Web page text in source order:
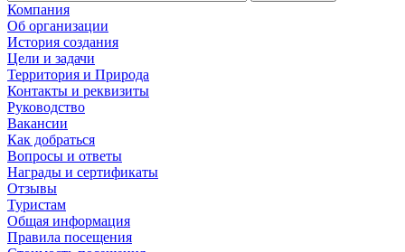
Компания
Об организации
История создания
Цели и задачи
Территория и Природа
Контакты и реквизиты
Руководство
Вакансии
Как добраться
Вопросы и ответы
Награды и сертификаты
Отзывы
Туристам
Общая информация
Правила посещения